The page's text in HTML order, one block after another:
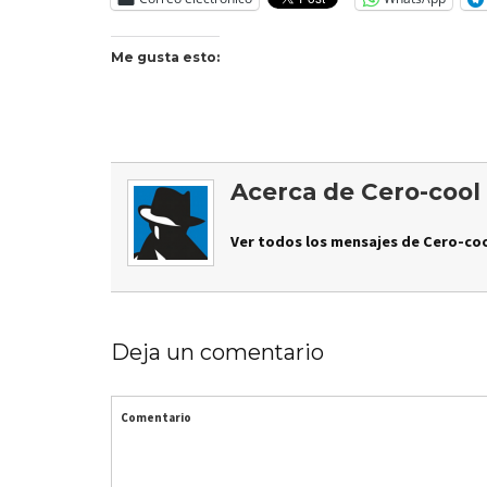
Me gusta esto:
Acerca de Cero-cool
Ver todos los mensajes de Cero-
Deja un comentario
Comentario